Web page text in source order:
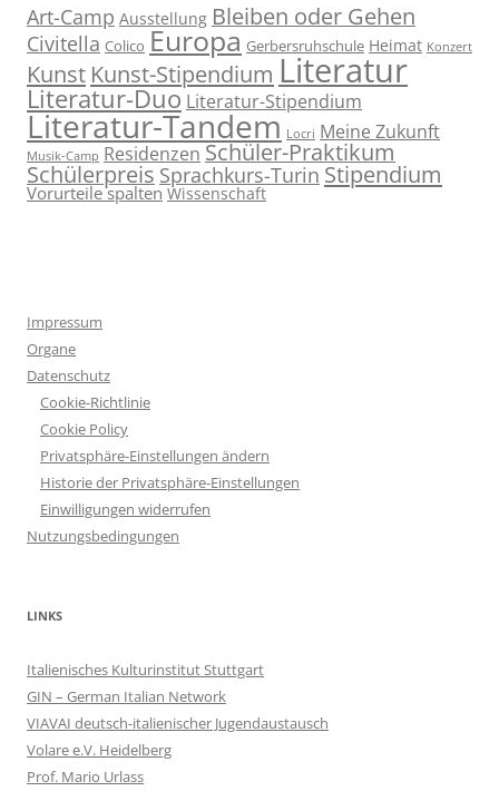
Art-Camp Ausstellung Bleiben oder Gehen
Civitella Colico Europa Gerbersruhschule Heimat Konzert
Kunst Kunst-Stipendium Literatur
Literatur-Duo Literatur-Stipendium
Literatur-Tandem Locri Meine Zukunft
Musik-Camp Residenzen Schüler-Praktikum
Schülerpreis Sprachkurs-Turin Stipendium
Vorurteile spalten Wissenschaft
Impressum
Organe
Datenschutz
Cookie-Richtlinie
Cookie Policy
Privatsphäre-Einstellungen ändern
Historie der Privatsphäre-Einstellungen
Einwilligungen widerrufen
Nutzungsbedingungen
LINKS
Italienisches Kulturinstitut Stuttgart
GIN – German Italian Network
VIAVAI deutsch-italienischer Jugendaustausch
Volare e.V. Heidelberg
Prof. Mario Urlass